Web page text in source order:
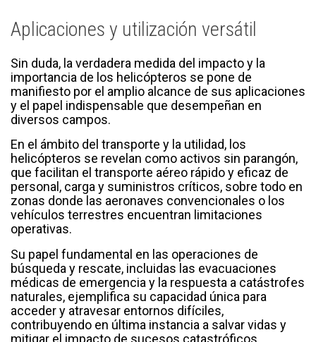
Aplicaciones y utilización versátil
Sin duda, la verdadera medida del impacto y la
importancia de los helicópteros se pone de
manifiesto por el amplio alcance de sus aplicaciones
y el papel indispensable que desempeñan en
diversos campos.
En el ámbito del transporte y la utilidad, los
helicópteros se revelan como activos sin parangón,
que facilitan el transporte aéreo rápido y eficaz de
personal, carga y suministros críticos, sobre todo en
zonas donde las aeronaves convencionales o los
vehículos terrestres encuentran limitaciones
operativas.
Su papel fundamental en las operaciones de
búsqueda y rescate, incluidas las evacuaciones
médicas de emergencia y la respuesta a catástrofes
naturales, ejemplifica su capacidad única para
acceder y atravesar entornos difíciles,
contribuyendo en última instancia a salvar vidas y
mitigar el impacto de sucesos catastróficos.